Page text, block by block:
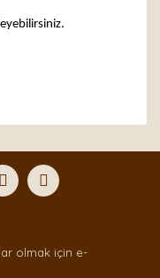
olmak için e-